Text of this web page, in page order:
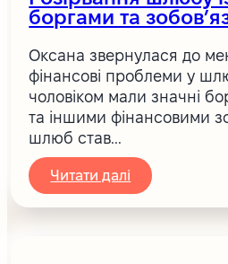
боргами та
Оксана звернулася до
фінансові проблеми у
чоловіком мали значні
та іншими фінансовими
шлюб став...
Читати далі